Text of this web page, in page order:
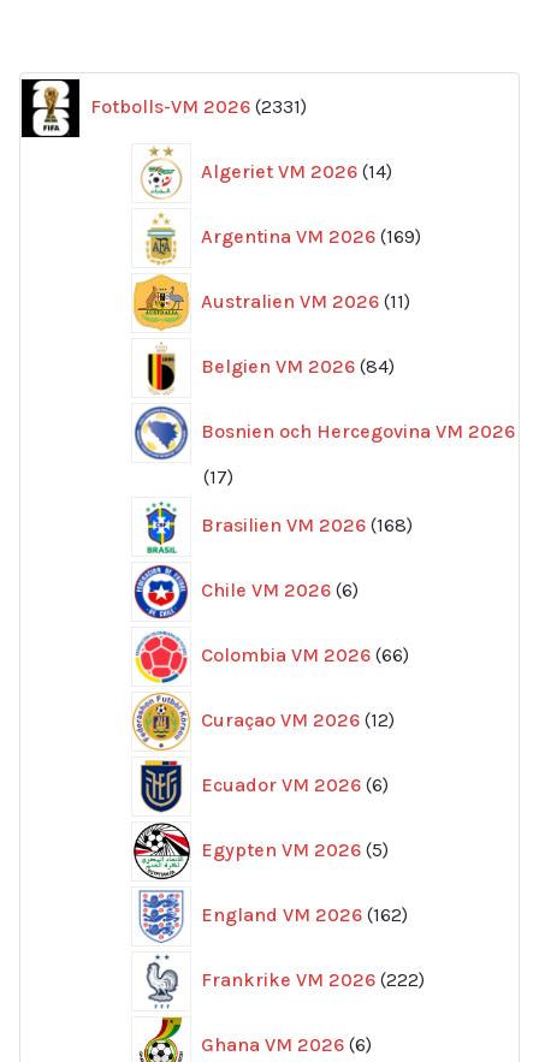
Fotbolls-VM 2026 2331
produkter
Algeriet VM 2026 14
produkter
Argentina VM 2026 169
produkter
Australien VM 2026 11
produkter
Belgien VM 2026 84
produkter
Bosnien och Hercegovina VM 2026
1717
Brasilien VM 2026 168
produkter
Chile VM 2026 6
produkter
Colombia VM 2026 66
produkter
Curaçao VM 2026 12
produkter
Ecuador VM 2026 6
produkter
Egypten VM 2026 5
produkter
England VM 2026 162
produkter
Frankrike VM 2026 222
produkter
Ghana VM 2026 6
produkter